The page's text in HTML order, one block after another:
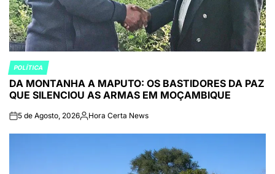
POSTED
IN
POLÍTICA
DA MONTANHA A MAPUTO: OS BASTIDORES DA PAZ
QUE SILENCIOU AS ARMAS EM MOÇAMBIQUE
on5 de Agosto, 2026Publicado
Hora Certa News